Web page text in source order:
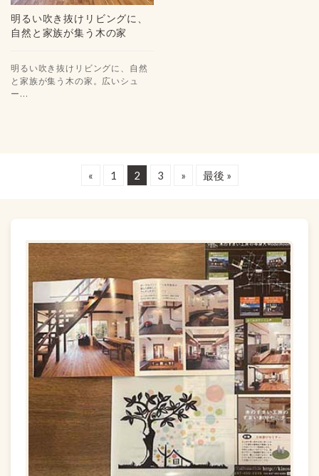
明るい吹き抜けリビングに、
自然と家族が集う木の家
明るい吹き抜けリビングに、自然
と家族が集う木の家。広いシュ
ー…
« 1 2 3 » 最後 »